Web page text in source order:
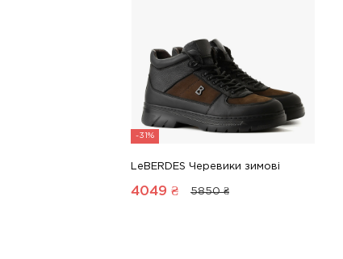
-31%
LeBERDES Черевики зимові
4049 ₴ 5850 ₴